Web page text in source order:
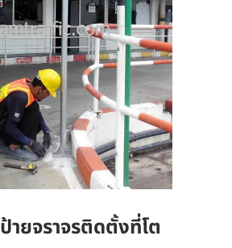
ป้ายจราจรติดตั้งที่โต